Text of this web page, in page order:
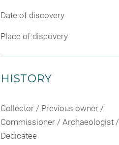
Date of discovery
Place of discovery
HISTORY
Collector / Previous owner /
Commissioner / Archaeologist /
Dedicatee